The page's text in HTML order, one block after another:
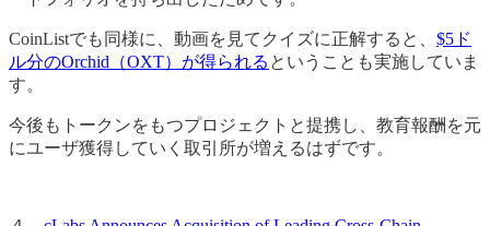
CoinListでも同様に、動画を見てクイズに正解すると、 $5ド
ル分のOrchid（OXT）が得られる ということも実施していま
す。
今後もトークンをもつプロジェクトと提携し、教育報酬を元
にユーザ獲得していく取引所が増えるはずです。